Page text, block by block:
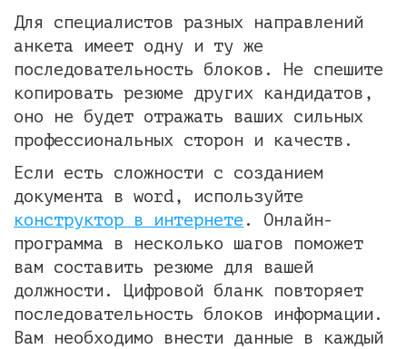
Для специалистов разных направлений
анкета имеет одну и ту же
последовательность блоков. Не спешите
копировать резюме других кандидатов,
оно не будет отражать ваших сильных
профессиональных сторон и качеств.
Если есть сложности с созданием
документа в word, используйте
конструктор в интернете . Онлайн-
программа в несколько шагов поможет
вам составить резюме для вашей
должности. Цифровой бланк повторяет
последовательность блоков информации.
Вам необходимо внести данные в каждый